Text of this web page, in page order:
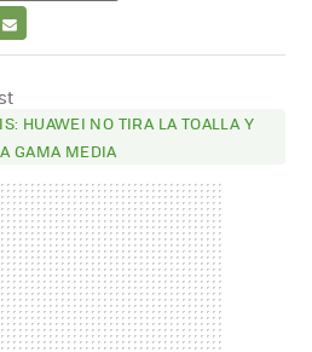
E-
HUAWEI NO TIRA LA TOALLA Y
GAMA MEDIA